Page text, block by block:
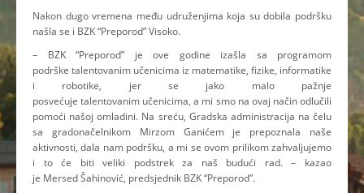
Nakon dugo vremena među udruženjima koja su dobila podršku
našla se i BZK “Preporod” Visoko.
– BZK “Preporod” je ove godine izašla sa programom
podrške talentovanim učenicima iz matematike, fizike, informatike
i robotike, jer se jako malo pažnje
posvećuje talentovanim učenicima, a mi smo na ovaj način odlučili
pomoći našoj omladini. Na sreću, Gradska administracija na čelu
sa gradonačelnikom Mirzom Ganićem je prepoznala naše
aktivnosti, dala nam podršku, a mi se ovom prilikom zahvaljujemo
i to će biti veliki podstrek za naš budući rad. – kazao
je Mersed Šahinović, predsjednik BZK “Preporod”.